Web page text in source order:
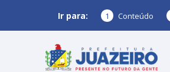
Ir para: 1 Conteúdo